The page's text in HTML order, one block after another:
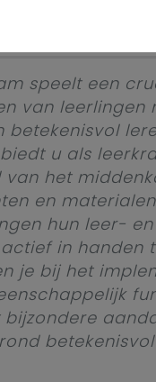
speelt een
van leerlingen
betekenisvol
u als
het
en
hun leer- en
in handen
je bij het
bijzondere